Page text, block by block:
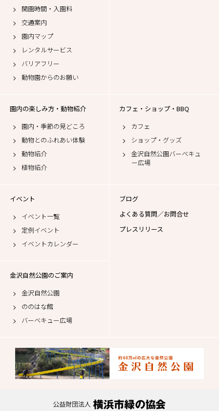
開園時間・入園料
交通案内
園内マップ
レンタルサービス
バリアフリー
動物園からのお願い
園内の楽しみ方・動物紹介
園内・季節の見どころ
動物とのふれあい体験
動物紹介
植物紹介
カフェ・ショップ・BBQ
カフェ
ショップ・グッズ
金沢自然公園バーベキュ
ー広場
イベント
イベント一覧
定例イベント
イベントカレンダー
ブログ
よくある質問／お問合せ
プレスリリース
金沢自然公園のご案内
金沢自然公園
ののはな館
バーベキュー広場